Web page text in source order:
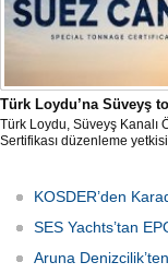
Türk Loydu’na Süveyş
Türk Loydu, Süveyş Kanalı
Sertifikası düzenleme yetkisi
KOSDER’den
SES Yachts’tan
Aruna